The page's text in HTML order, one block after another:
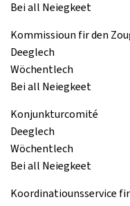
Bei all Neiegkeet
Kommissioun fir den
Deeglech
Wöchentlech
Bei all Neiegkeet
Konjunkturcomité
Deeglech
Wöchentlech
Bei all Neiegkeet
Koordinatiounsservice